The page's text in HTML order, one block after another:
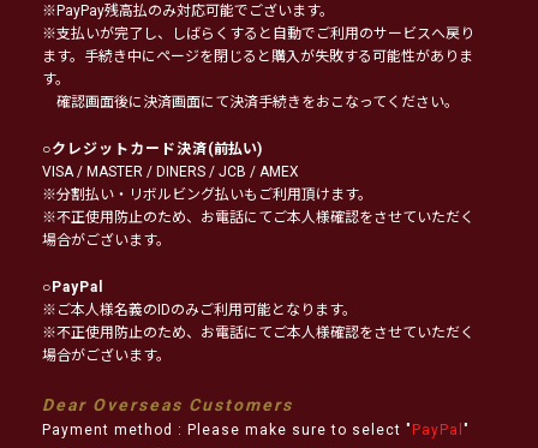
※PayPay残高払のみ対応可能でございます。
※支払いが完了し、しばらくすると自動でご利用のサービスへ戻り
ます。手続き中にページを閉じると購入が失敗する可能性がありま
す。
確認画面後に決済画面にて決済手続きをおこなってください。
○クレジットカード決済(前払い)
VISA / MASTER / DINERS / JCB / AMEX
※分割払い・リボルビング払いもご利用頂けます。
※不正使用防止のため、お電話にてご本人様確認をさせていただく
場合がございます。
○PayPal
※ご本人様名義のIDのみご利用可能となります。
※不正使用防止のため、お電話にてご本人様確認をさせていただく
場合がございます。
Dear Overseas Customers
Payment method : Please make sure to select " PayPal "